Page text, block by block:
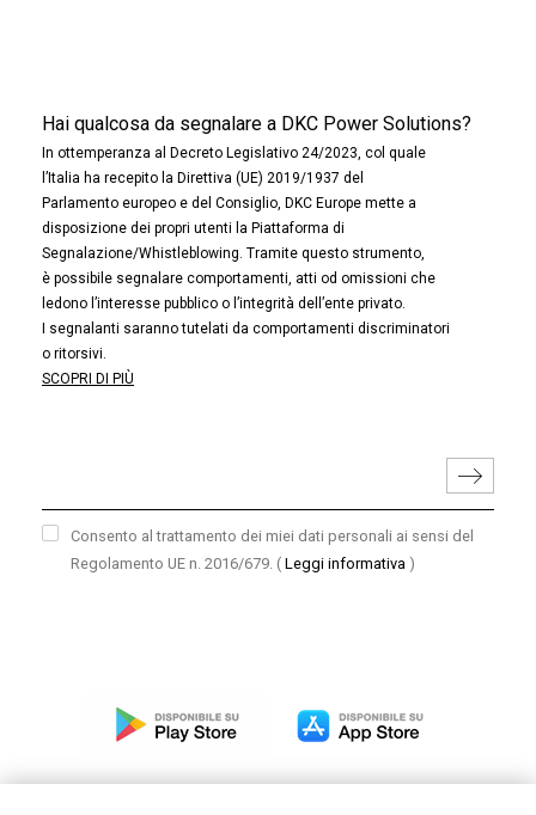
Hai qualcosa da segnalare a DKC Power Solutions?
In ottemperanza al Decreto Legislativo 24/2023, col quale
l’Italia ha recepito la Direttiva (UE) 2019/1937 del
Parlamento europeo e del Consiglio, DKC Europe mette a
disposizione dei propri utenti la Piattaforma di
Segnalazione/Whistleblowing. Tramite questo strumento,
è possibile segnalare comportamenti, atti od omissioni che
ledono l’interesse pubblico o l’integrità dell’ente privato.
I segnalanti saranno tutelati da comportamenti discriminatori
o ritorsivi.
SCOPRI DI PIÙ
Consento al trattamento dei miei dati personali ai sensi del
Regolamento UE n. 2016/679. ( Leggi informativa )